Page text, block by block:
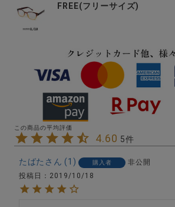
FREE(フリーサイズ)
4.60 5
たばた 1 購入者
非公開
投稿日
2019/10/18